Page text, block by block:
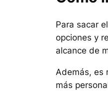
Para sacar
opciones y
alcance de
Además, es
más